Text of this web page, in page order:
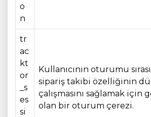
o
n
tr
ac
kt
or
_s
es
si
Kullanıcının oturumu
sipariş takibi özelliğinin
çalışmasını sağlamak için
olan bir oturum çerezi.